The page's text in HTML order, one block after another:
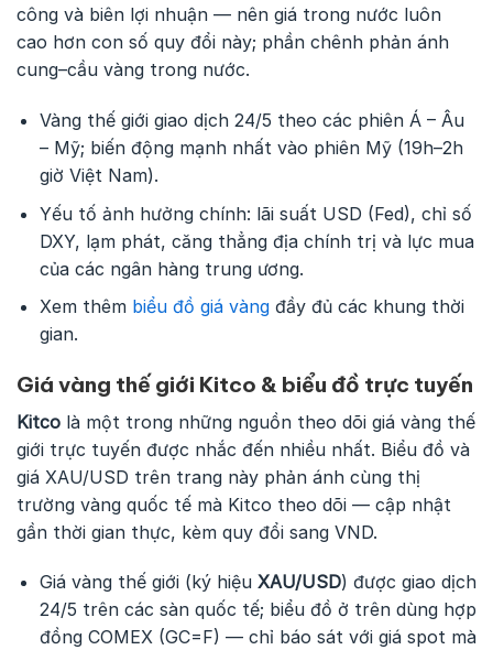
công và biên lợi nhuận — nên giá trong nước luôn
cao hơn con số quy đổi này; phần chênh phản ánh
cung–cầu vàng trong nước.
Vàng thế giới giao dịch 24/5 theo các phiên Á – Âu
– Mỹ; biến động mạnh nhất vào phiên Mỹ (19h–2h
giờ Việt Nam).
Yếu tố ảnh hưởng chính: lãi suất USD (Fed), chỉ số
DXY, lạm phát, căng thẳng địa chính trị và lực mua
của các ngân hàng trung ương.
Xem thêm biểu đồ giá vàngđầy đủ các khung thời
gian.
Giá vàng thế giới Kitco & biểu đồ trực tuyến
Kitco là một trong những nguồn theo dõi giá vàng thế
giới trực tuyến được nhắc đến nhiều nhất. Biểu đồ và
giá XAU/USD trên trang này phản ánh cùng thị
trường vàng quốc tế mà Kitco theo dõi — cập nhật
gần thời gian thực, kèm quy đổi sang VND.
Giá vàng thế giới (ký hiệu XAU/USD) được giao dịch
24/5 trên các sàn quốc tế; biểu đồ ở trên dùng hợp
đồng COMEX (GC=F) — chỉ báo sát với giá spot mà